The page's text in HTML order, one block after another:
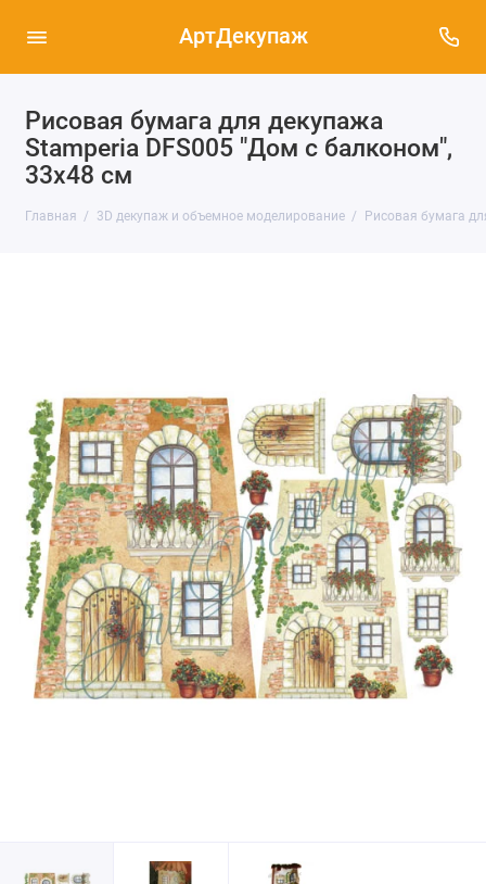
АртДекупаж
Рисовая бумага для декупажа
Stamperia DFS005 "Дом с балконом",
33x48 см
Главная 3D декупаж и объемное моделирование Рисовая бумага